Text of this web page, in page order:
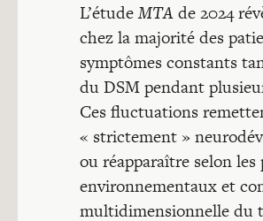
L’étudeMTAde 2024
chez la majorité des
symptômes constants
du DSM pendant
Ces fluctuations
« strictement »
ou réapparaître selon
environnementaux et
multidimensionnelle du